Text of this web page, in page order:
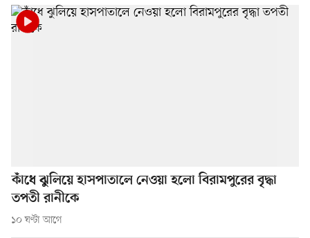
কাঁধে ঝুলিয়ে হাসপাতালে নেওয়া হলো বিরামপুরের বৃদ্ধা
তপতী রানীকে
১০ ঘণ্টা আগে